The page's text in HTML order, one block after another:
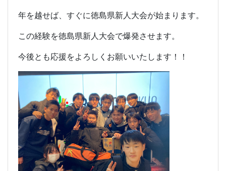
年を越せば、すぐに徳島県新人大会が始まります。
この経験を徳島県新人大会で爆発させます。
今後とも応援をよろしくお願いいたします！！